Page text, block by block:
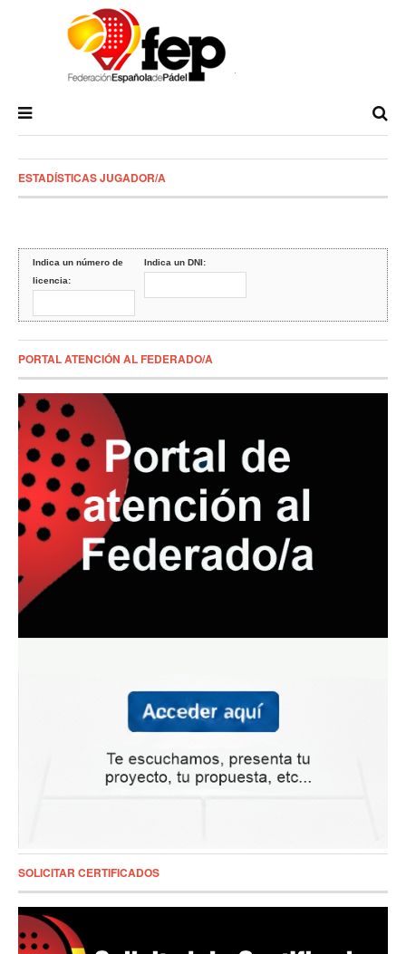
ESTADÍSTICAS JUGADOR/A
Indica un número de
licencia:
Indica un DNI:
PORTAL ATENCIÓN AL FEDERADO/A
SOLICITAR CERTIFICADOS